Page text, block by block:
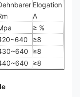
Elogation
A
≥ %
≥8
≥8
≥8